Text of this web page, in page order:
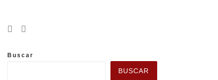
Buscar
BUSCAR